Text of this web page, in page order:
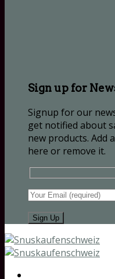
Sign up for
Signup for our
get notified about
new products. Add
here or remove it.